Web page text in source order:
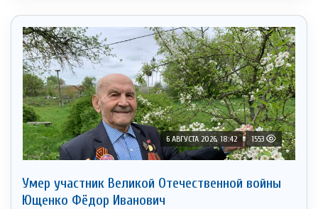
6 АВГУСТА 2026, 18:42 1553
Умер участник Великой Отечественной войны
Ющенко Фёдор Иванович